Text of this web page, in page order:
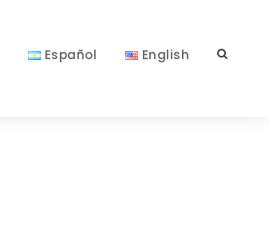
Español English